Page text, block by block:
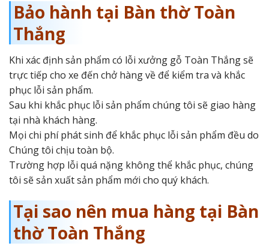
Bảo hành tại Bàn thờ Toàn
Thắng
Khi xác định sản phẩm có lỗi xưởng gỗ Toàn Thắng sẽ
trực tiếp cho xe đến chở hàng về để kiểm tra và khắc
phục lỗi sản phẩm.
Sau khi khắc phục lỗi sản phẩm chúng tôi sẽ giao hàng
tại nhà khách hàng.
Mọi chi phí phát sinh để khắc phục lỗi sản phẩm đều do
Chúng tôi chịu toàn bộ.
Trường hợp lỗi quá nặng không thể khắc phục, chúng
tôi sẽ sản xuất sản phẩm mới cho quý khách.
Tại sao nên mua hàng tại Bàn
thờ Toàn Thắng